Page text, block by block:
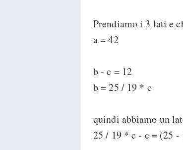
Prendiamo i 3 lati e
a = 42
b - c = 12
b = 25 / 19 * c
quindi abbiamo un
25 / 19 * c - c = (25